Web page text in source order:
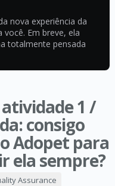
nova experiência da
Em breve, ela
totalmente pensada
1 /
consigo
Adopet para
ela sempre?
Assurance